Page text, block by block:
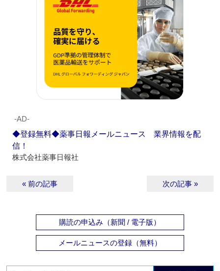
‐AD‐
◆登録無料◆薬事日報メールニュース 業界情報を配
信！
株式会社薬事日報社
« 前の記事 次の記事 »
購読の申込み（新聞 / 電子版）
メールニュースの登録（無料）